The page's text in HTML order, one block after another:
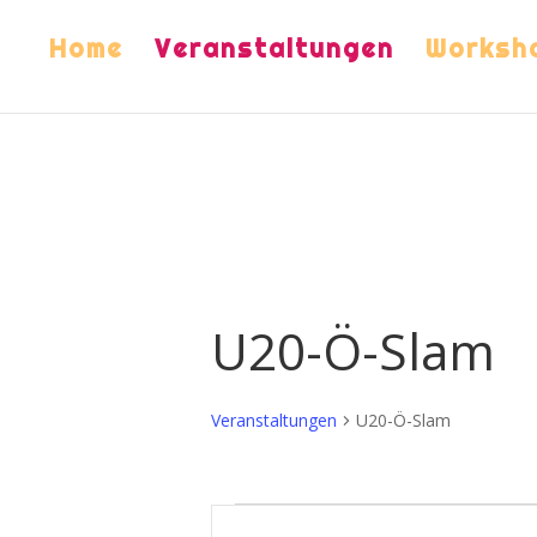
Home Veranstaltungen
U20-Ö-Slam
Veranstaltungen U20-Ö-Slam
Veranstaltungen
Veranstaltungen